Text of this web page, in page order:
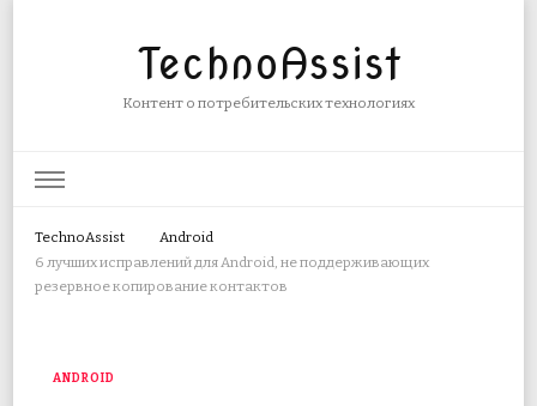
TechnoAssist
Контент о потребительских технологиях
TechnoAssist
Android
6 лучших исправлений для Android, не поддерживающих
резервное копирование контактов
ANDROID